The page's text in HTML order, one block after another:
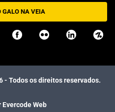
GALO NA VEIA
- Todos os direitos reservados.
Web